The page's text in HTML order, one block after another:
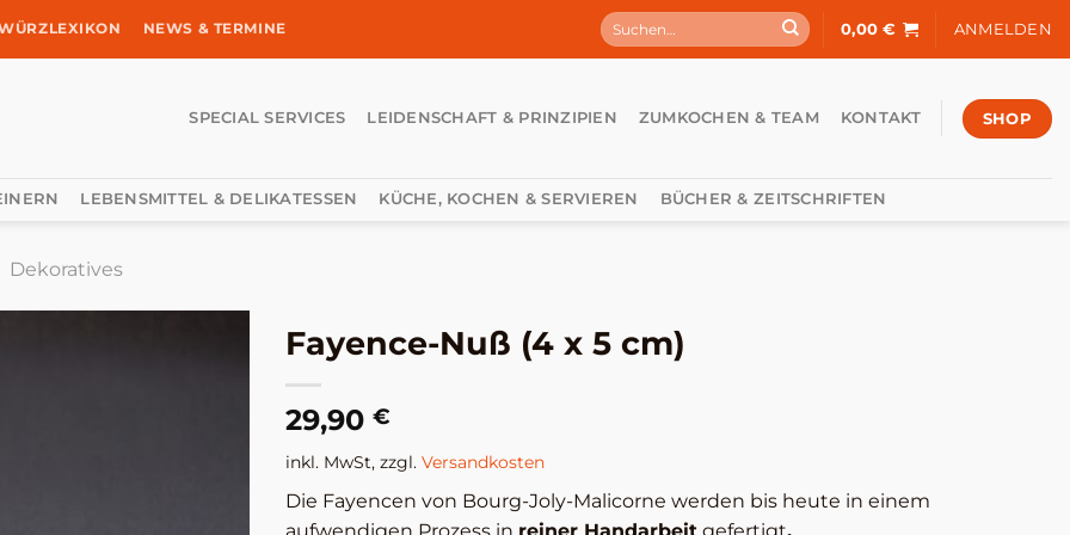
NEWS & TERMINE
Suchen
nach:
0,00€ ANMELDEN
SPECIAL SERVICES LEIDENSCHAFT & PRINZIPIEN ZUMKOCHEN & TEAM KONTAKT SHOP
LEBENSMITTEL & DELIKATESSEN KÜCHE, KOCHEN & SERVIEREN BÜCHER & ZEITSCHRIFTEN
Dekoratives
Fayence-Nuß (4 x 5 cm)
29,90 €
inkl. MwSt, zzgl. Versandkosten
Die Fayencen von Bourg-Joly-Malicorne werden bis heute in einem